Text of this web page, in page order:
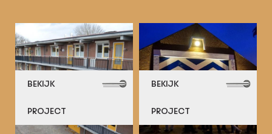
BEKIJK
PROJECT
BEKIJK
PROJECT